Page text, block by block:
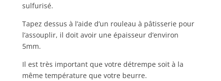
sulfurisé.
Tapez dessus à l’aide d’un rouleau à pâtisserie pour
l’assouplir, il doit avoir une épaisseur d’environ
5mm.
Il est très important que votre détrempe soit à la
même température que votre beurre.